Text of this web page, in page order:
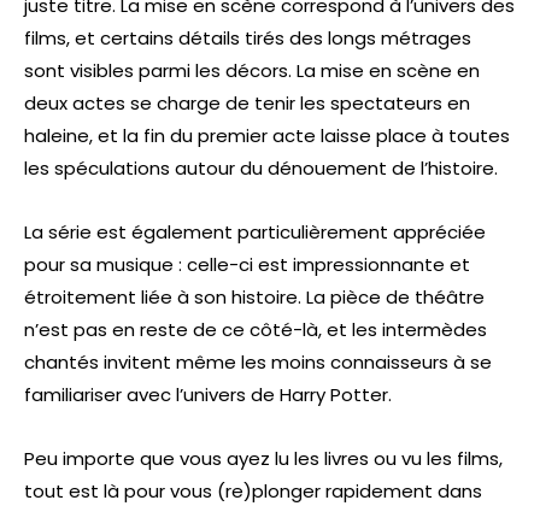
juste titre. La mise en scène correspond à l’univers des
films, et certains détails tirés des longs métrages
sont visibles parmi les décors. La mise en scène en
deux actes se charge de tenir les spectateurs en
haleine, et la fin du premier acte laisse place à toutes
les spéculations autour du dénouement de l’histoire.
La série est également particulièrement appréciée
pour sa musique : celle-ci est impressionnante et
étroitement liée à son histoire. La pièce de théâtre
n’est pas en reste de ce côté-là, et les intermèdes
chantés invitent même les moins connaisseurs à se
familiariser avec l’univers de Harry Potter.
Peu importe que vous ayez lu les livres ou vu les films,
tout est là pour vous (re)plonger rapidement dans